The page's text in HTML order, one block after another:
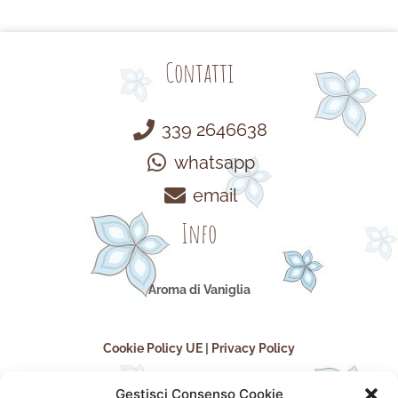
Gestisci Consenso Cookie
Contatti
339 2646638
whatsapp
email
Info
Aroma di Vaniglia
Cookie Policy UE Privacy Policy